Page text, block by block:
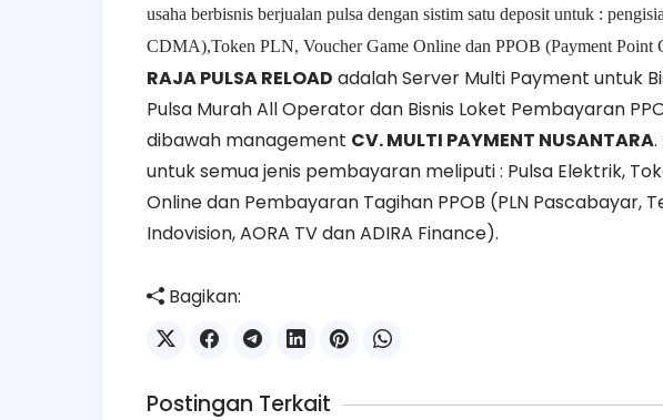
usaha berbisnis berjualan pulsa dengan sistim satu deposit untuk :
CDMA),Token PLN, Voucher Game Online dan PPOB (Payment Point
RAJA PULSA RELOAD adalah Server Multi Payment untuk
Pulsa Murah All Operator dan Bisnis Loket Pembayaran
dibawah management CV. MULTI PAYMENT NUSANTARA
untuk semua jenis pembayaran meliputi : Pulsa Elektrik,
Online dan Pembayaran Tagihan PPOB (PLN Pascabayar,
Indovision, AORA TV dan ADIRA Finance).
Bagikan:
Postingan Terkait